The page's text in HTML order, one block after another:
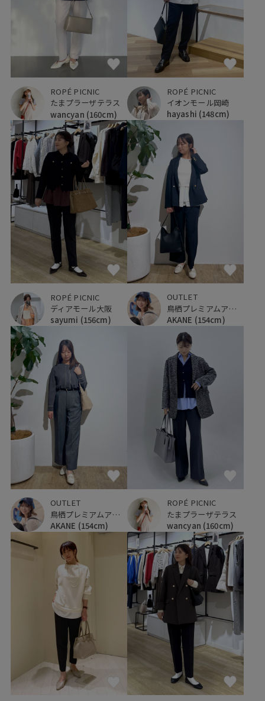
ROPÉ PICNIC
たまプラーザテラス
wancyan (160cm)
ROPÉ PICNIC
イオンモール岡崎
hayashi (148cm)
ROPÉ PICNIC
ディアモール大阪
sayumi (156cm)
OUTLET
鳥栖プレミアムアウトレット
AKANE (154cm)
OUTLET
鳥栖プレミアムアウトレット
AKANE (154cm)
ROPÉ PICNIC
たまプラーザテラス
wancyan (160cm)